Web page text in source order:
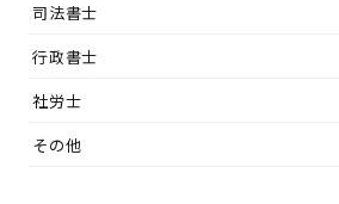
司法書士
行政書士
社労士
その他